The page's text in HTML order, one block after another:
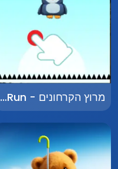
מרוץ הקרחונים - Icicle Run